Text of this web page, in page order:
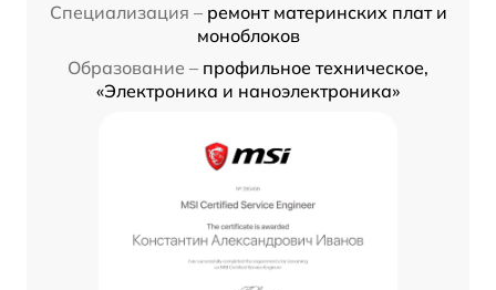
Специализация – ремонт материнских плат и
моноблоков
Образование – профильное техническое,
«Электроника и наноэлектроника»